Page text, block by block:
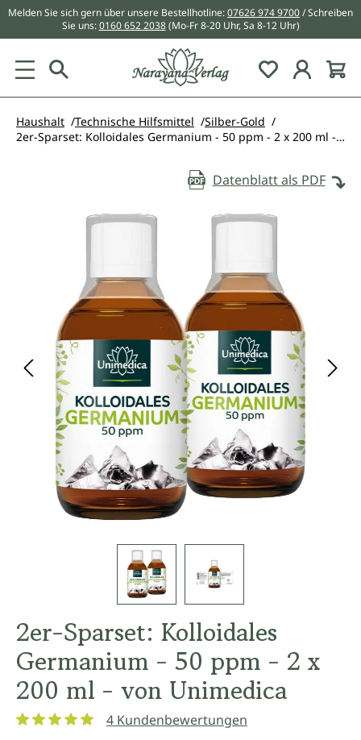
springen
Melden Sie sich gern über unsere Bestellhotline:07626 974 9700/ Schreiben
Sie uns:0160 652 2038 (Mo-Fr 8-20 Uhr, Sa 8-12 Uhr)
Du hast 0
Haushalt Technische Hilfsmittel
Silber-Gold
2er-Sparset: Kolloidales Germanium - 50 ppm - 2 x 200 ml - von Unimedica
Datenblatt als PDF
Bildergalerie überspringen
2er-Sparset: Kolloidales
Germanium - 50 ppm - 2 x
200 ml - von Unimedica
4 Kundenbewertungen